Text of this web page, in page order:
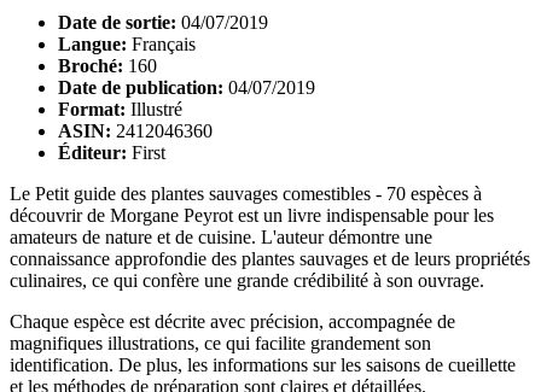
Date de sortie: 04/07/2019
Langue: Français
Broché: 160
Date de publication: 04/07/2019
Format: Illustré
ASIN: 2412046360
Éditeur: First
Le Petit guide des plantes sauvages comestibles - 70 espèces à
découvrir de Morgane Peyrot est un livre indispensable pour les
amateurs de nature et de cuisine. L'auteur démontre une
connaissance approfondie des plantes sauvages et de leurs propriétés
culinaires, ce qui confère une grande crédibilité à son ouvrage.
Chaque espèce est décrite avec précision, accompagnée de
magnifiques illustrations, ce qui facilite grandement son
identification. De plus, les informations sur les saisons de cueillette
et les méthodes de préparation sont claires et détaillées.